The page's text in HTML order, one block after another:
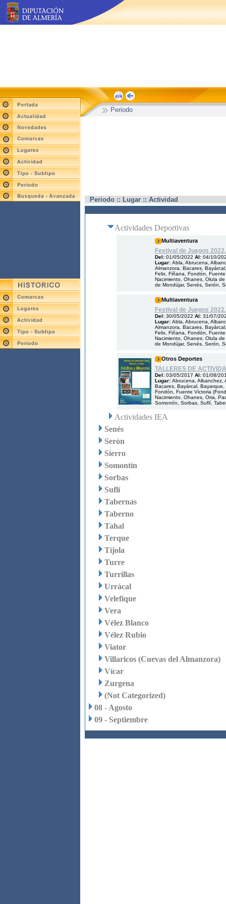
Periodo
Periodo :: Lugar :: Actividad
Actividades Deportivas
Multiaventura
Festival de Juegos
Del: 01/05/2022 Al: 04/10/
Lugar: Abla, Abrucena,
Almanzora, Bacares,
Felix, Fiñana, Fondón,
Nacimiento, Ohanes, Olula
de Mondújar, Senés, Serón,
Multiaventura
Festival de Juegos
Del: 30/05/2022 Al: 31/07/
Lugar: Abla, Abrucena,
Almanzora, Bacares,
Felix, Fiñana, Fondón,
Nacimiento, Ohanes, Olula
de Mondújar, Senés, Serón,
Otros Deportes
TALLERES DE
Del: 03/05/2017 Al: 01/08/
Lugar: Abrucena, Albanchez,
Bacares, Bayárcal,
Fondón, Fuente Victoria
Nacimiento, Ohanes, Oria,
Somontín, Sorbas, Suflí,
Actividades IEA
Senés
Serón
Sierro
Somontín
Sorbas
Suflí
Tabernas
Taberno
Tahal
Terque
Tíjola
Turre
Turrillas
Urrácal
Velefique
Vera
Vélez Blanco
Vélez Rubio
Viator
Villaricos (Cuevas del Almanzora)
Vícar
Zurgena
(Not Categorized)
08 - Agosto
09 - Septiembre